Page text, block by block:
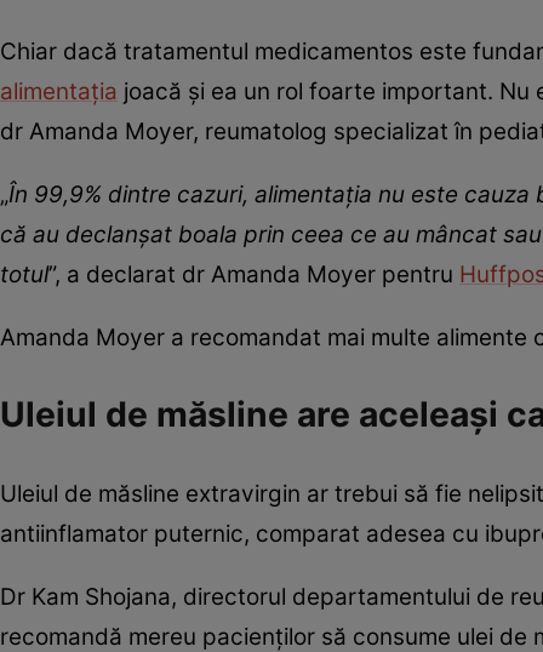
Chiar dacă tratamentul medicamentos este
alimentația joacă și ea un rol foarte important. Nu
dr Amanda Moyer, reumatolog specializat în
„În 99,9% dintre cazuri, alimentația nu este
că au declanșat boala prin ceea ce au mâncat
totul”, a declarat dr Amanda Moyer pentru
Amanda Moyer a recomandat mai multe
Uleiul de măsline are aceleași
Uleiul de măsline extravirgin ar trebui să fie
antiinflamator puternic, comparat adesea cu
Dr Kam Shojana, directorul departamentului de
recomandă mereu pacienților să consume ulei de